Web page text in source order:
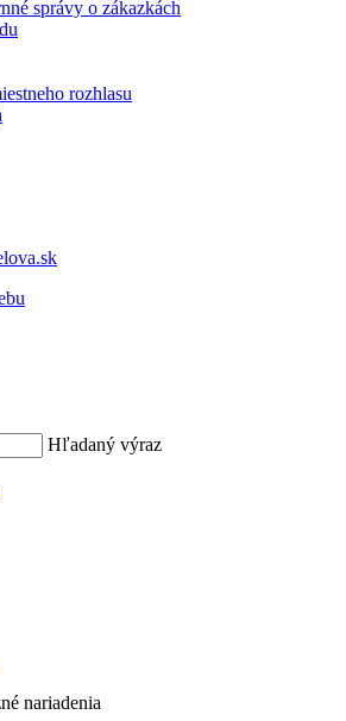
správy o zákazkách
rozhlasu
Hľadaný výraz
nariadenia